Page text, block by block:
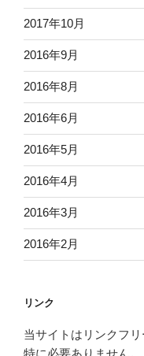
2017年10月
2016年9月
2016年8月
2016年6月
2016年5月
2016年4月
2016年3月
2016年2月
リンク
当サイトはリンクフ